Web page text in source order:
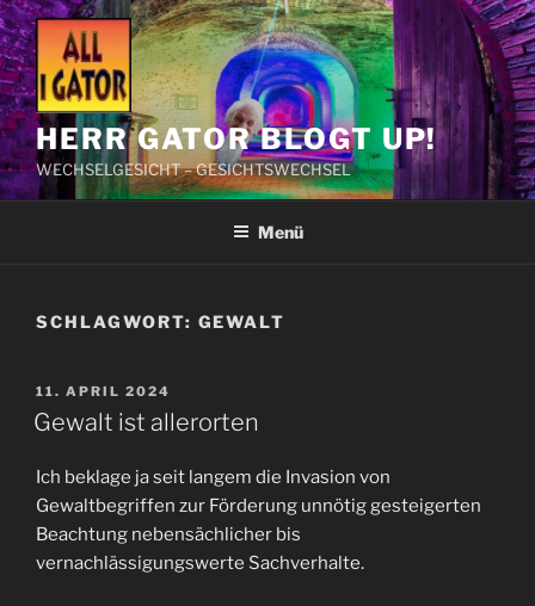
Zum
Inhalt
springen
HERR GATOR BLOGT UP!
WECHSELGESICHT – GESICHTSWECHSEL
Menü
SCHLAGWORT: GEWALT
VERÖFFENTLICHT
AM
11. APRIL 2024
Gewalt ist allerorten
Ich beklage ja seit langem die Invasion von
Gewaltbegriffen zur Förderung unnötig gesteigerten
Beachtung nebensächlicher bis
vernachlässigungswerte Sachverhalte.